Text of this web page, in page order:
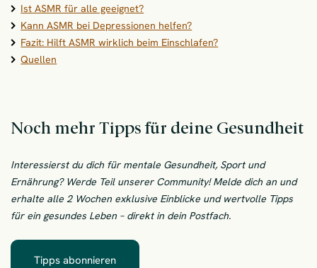
Ist ASMR für alle geeignet?
Kann ASMR bei Depressionen helfen?
Fazit: Hilft ASMR wirklich beim Einschlafen?
Quellen
Noch mehr Tipps für deine Gesundheit
Interessierst du dich für mentale Gesundheit, Sport und
Ernährung? Werde Teil unserer Community! Melde dich an und
erhalte alle 2 Wochen exklusive Einblicke und wertvolle Tipps
für ein gesundes Leben – direkt in dein Postfach.
Tipps abonnieren